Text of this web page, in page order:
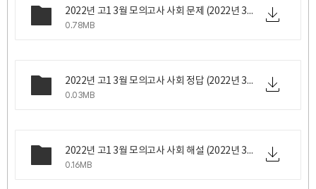
2022년 고1 3월 모의고사 사회 문제 (2022년 3월 24일 목요일 시행).pdf
0.78MB
2022년 고1 3월 모의고사 사회 정답 (2022년 3월 24일 목요일 시행).png
0.03MB
2022년 고1 3월 모의고사 사회 해설 (2022년 3월 24일 목요일 시행).pdf
0.16MB